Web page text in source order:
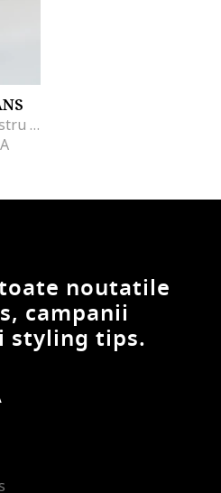
Fusta midi de denim, Albastru deschis melange
noutatile
campanii
styling tips.